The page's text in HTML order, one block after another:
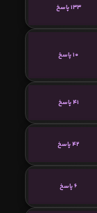
133 پاسخ
10 پاسخ
41 پاسخ
42 پاسخ
6 پاسخ